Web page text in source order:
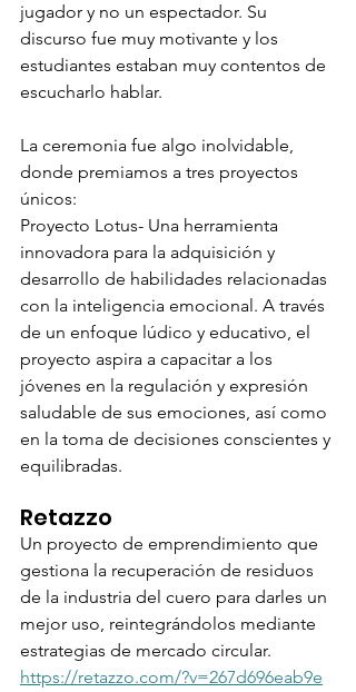
jugador y no un espectador. Su
discurso fue muy motivante y los
estudiantes estaban muy contentos de
escucharlo hablar.
La ceremonia fue algo inolvidable,
donde premiamos a tres proyectos
únicos:
Proyecto Lotus- Una herramienta
innovadora para la adquisición y
desarrollo de habilidades relacionadas
con la inteligencia emocional. A través
de un enfoque lúdico y educativo, el
proyecto aspira a capacitar a los
jóvenes en la regulación y expresión
saludable de sus emociones, así como
en la toma de decisiones conscientes y
equilibradas.
Retazzo
Un proyecto de emprendimiento que
gestiona la recuperación de residuos
de la industria del cuero para darles un
mejor uso, reintegrándolos mediante
estrategias de mercado circular.
https://retazzo.com/?v=267d696eab9e